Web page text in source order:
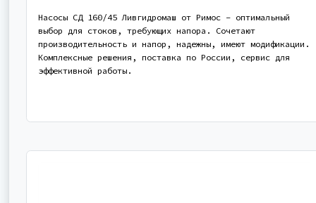
Насосы СД 160/45 Ливгидромаш от Римос – оптимальный
выбор для стоков, требующих напора. Сочетают
производительность и напор, надежны, имеют модификации.
Комплексные решения, поставка по России, сервис для
эффективной работы.